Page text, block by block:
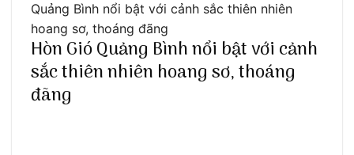
Quảng Bình nổi bật với cảnh sắc thiên nhiên
hoang sơ, thoáng đãng
Hòn Gió Quảng Bình nổi bật với cảnh
sắc thiên nhiên hoang sơ, thoáng
đãng